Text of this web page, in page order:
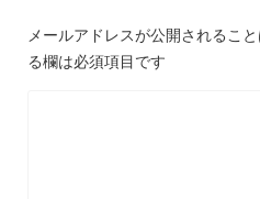
メールアドレスが公開されること
る欄は必須項目です